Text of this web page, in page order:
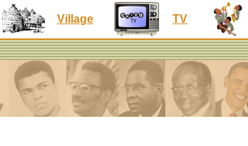
Village TV